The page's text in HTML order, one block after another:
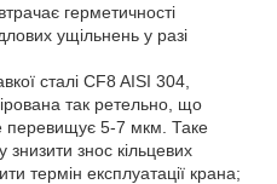
герметичності
ущільнень у разі
сталі CF8 AISI 304,
так ретельно, що
перевищує 5-7 мкм. Таке
знос кільцевих
термін експлуатації крана;